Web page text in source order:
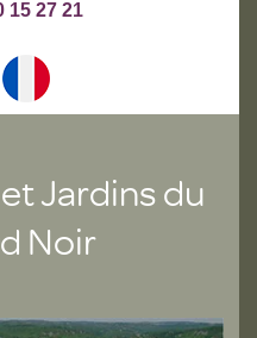
15 27 21
Jardins du
Noir